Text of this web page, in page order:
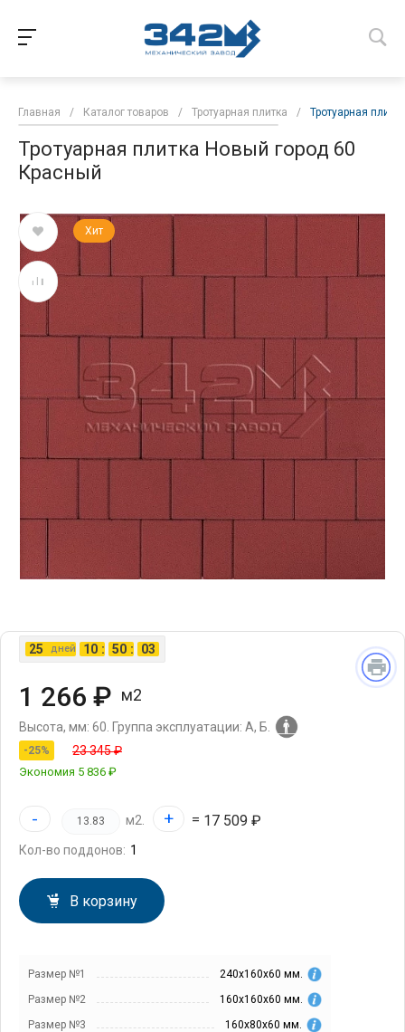
Главная / Каталог товаров / Тротуарная плитка / Тротуарная
Тротуарная плитка Новый город 60
Красный
Хит
25 дней 10 : 50 : 03
1 266 ₽ м2
Высота, мм: 60. Группа эксплуатации: А, Б.
-25% 23 345 ₽
Экономия 5 836 ₽
- м2. + = 17 509 ₽
Кол-во поддонов:
В корзину
Размер №1
240х160х60 мм.
Размер №2
160х160х60 мм.
Размер №3
160х80х60 мм.